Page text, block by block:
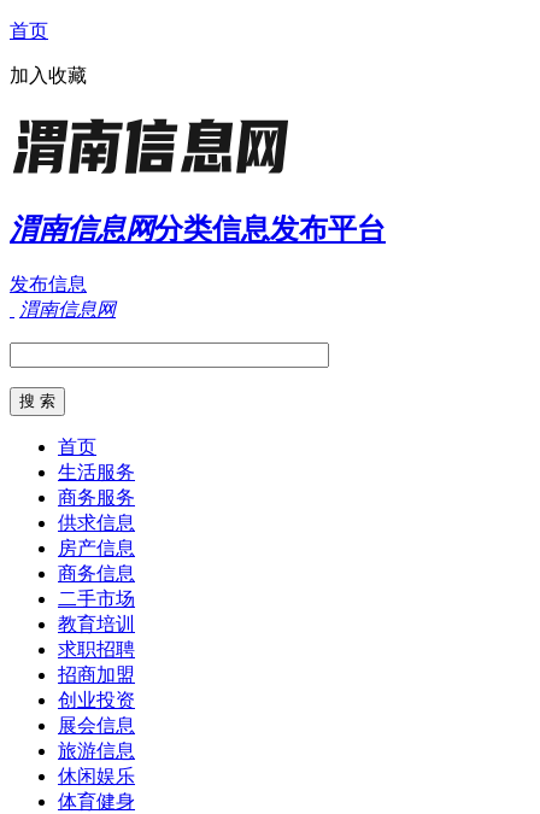
首页
加入收藏
渭南信息网分类信息发布平台
发布信息
渭南信息网
首页
生活服务
商务服务
供求信息
房产信息
商务信息
二手市场
教育培训
求职招聘
招商加盟
创业投资
展会信息
旅游信息
休闲娱乐
体育健身